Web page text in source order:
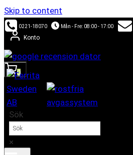
Skip to content
0221-18070 Mån - Fre: 08:00 - 17:00
Konto
0
Sök
×